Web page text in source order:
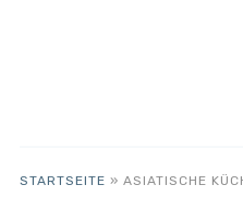
STARTSEITE » ASIATISCHE